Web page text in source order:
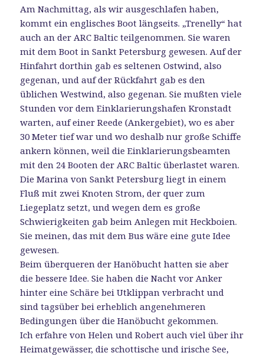
Am Nachmittag, als wir ausgeschlafen haben,
kommt ein englisches Boot längseits. „Trenelly“ hat
auch an der ARC Baltic teilgenommen. Sie waren
mit dem Boot in Sankt Petersburg gewesen. Auf der
Hinfahrt dorthin gab es seltenen Ostwind, also
gegenan, und auf der Rückfahrt gab es den
üblichen Westwind, also gegenan. Sie mußten viele
Stunden vor dem Einklarierungshafen Kronstadt
warten, auf einer Reede (Ankergebiet), wo es aber
30 Meter tief war und wo deshalb nur große Schiffe
ankern können, weil die Einklarierungsbeamten
mit den 24 Booten der ARC Baltic überlastet waren.
Die Marina von Sankt Petersburg liegt in einem
Fluß mit zwei Knoten Strom, der quer zum
Liegeplatz setzt, und wegen dem es große
Schwierigkeiten gab beim Anlegen mit Heckboien.
Sie meinen, das mit dem Bus wäre eine gute Idee
gewesen.
Beim überqueren der Hanöbucht hatten sie aber
die bessere Idee. Sie haben die Nacht vor Anker
hinter eine Schäre bei Utklippan verbracht und
sind tagsüber bei erheblich angenehmeren
Bedingungen über die Hanöbucht gekommen.
Ich erfahre von Helen und Robert auch viel über ihr
Heimatgewässer, die schottische und irische See,